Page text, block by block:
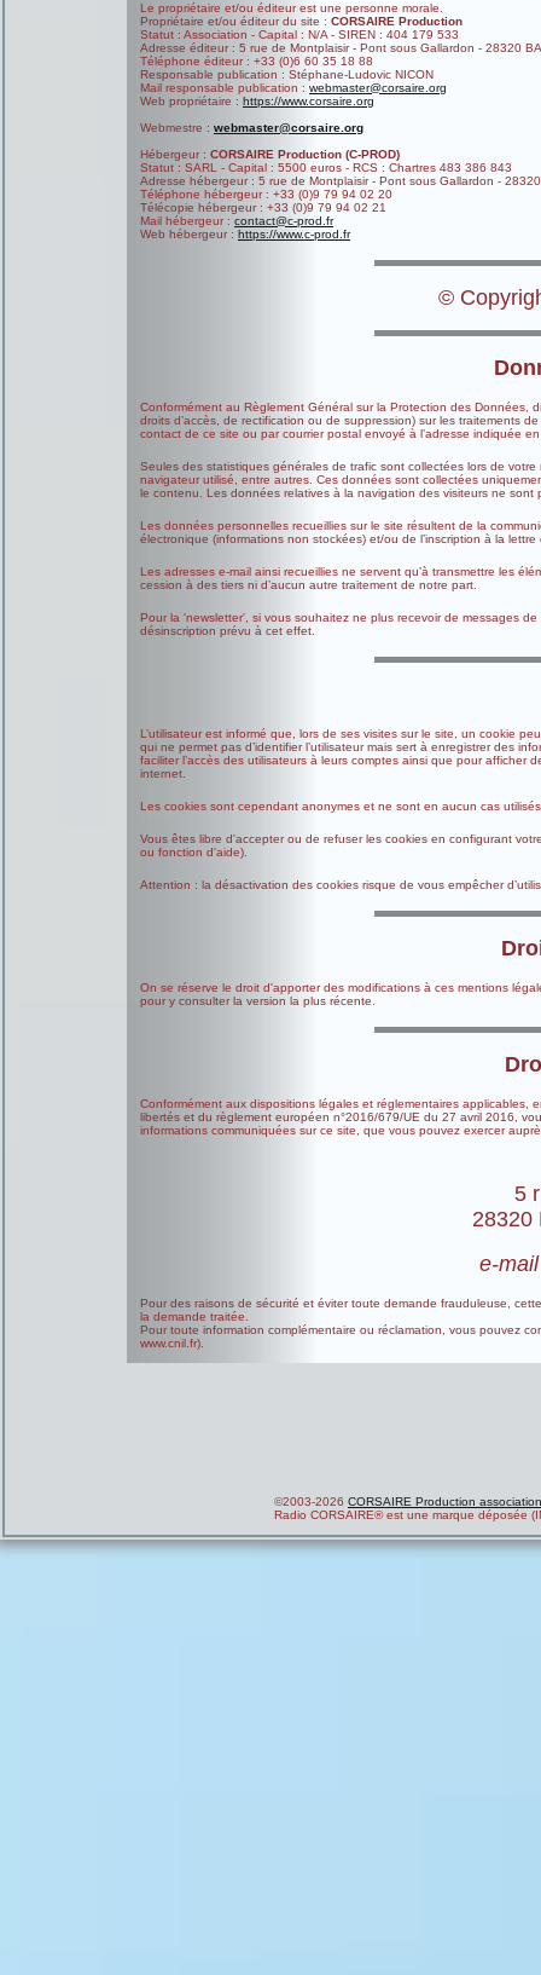
Le propriétaire et/ou éditeur est une personne morale.
Propriétaire et/ou éditeur du site : CORSAIRE Production
Statut : Association - Capital : N/A - SIREN : 404 179 533
Adresse éditeur : 5 rue de Montplaisir - Pont sous Gallardon - 28320
Téléphone éditeur : +33 (0)6 60 35 18 88
Responsable publication : Stéphane-Ludovic NICON
Mail responsable publication : webmaster@corsaire.org
Web propriétaire : https://www.corsaire.org
Webmestre : webmaster@corsaire.org
Hébergeur : CORSAIRE Production (C-PROD)
Statut : SARL - Capital : 5500 euros - RCS : Chartres 483 386 843
Adresse hébergeur : 5 rue de Montplaisir - Pont sous Gallardon -
Téléphone hébergeur : +33 (0)9 79 94 02 20
Télécopie hébergeur : +33 (0)9 79 94 02 21
Mail hébergeur : contact@c-prod.fr
Web hébergeur : https://www.c-prod.fr
©
Conformément au Règlement Général sur la Protection des Données,
droits d’accès, de rectification ou de suppression) sur les traitements
contact de ce site ou par courrier postal envoyé à l’adresse indiquée
Seules des statistiques générales de trafic sont collectées lors de
navigateur utilisé, entre autres. Ces données sont collectées
le contenu. Les données relatives à la navigation des visiteurs ne sont
Les données personnelles recueillies sur le site résultent de la
électronique (informations non stockées) et/ou de l’inscription à la lettre
Les adresses e-mail ainsi recueillies ne servent qu’à transmettre les
cession à des tiers ni d’aucun autre traitement de notre part.
Pour la 'newsletter', si vous souhaitez ne plus recevoir de messages
désinscription prévu à cet effet.
L’utilisateur est informé que, lors de ses visites sur le site, un cookie
qui ne permet pas d’identifier l’utilisateur mais sert à enregistrer des
faciliter l’accès des utilisateurs à leurs comptes ainsi que pour
internet.
Les cookies sont cependant anonymes et ne sont en aucun cas
Vous êtes libre d'accepter ou de refuser les cookies en configurant
ou fonction d'aide).
Attention : la désactivation des cookies risque de vous empêcher
On se réserve le droit d'apporter des modifications à ces mentions
pour y consulter la version la plus récente.
Conformément aux dispositions légales et réglementaires applicables,
libertés et du règlement européen n°2016/679/UE du 27 avril 2016,
informations communiquées sur ce site, que vous pouvez exercer
5
28320
e-
Pour des raisons de sécurité et éviter toute demande frauduleuse,
la demande traitée.
Pour toute information complémentaire ou réclamation, vous pouvez
www.cnil.fr).
©2003-2026 CORSAIRE Production association
Radio CORSAIRE® est une marque déposée